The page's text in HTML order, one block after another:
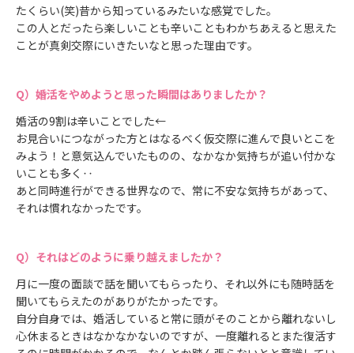
たくらい(笑)昔から知っているみたいな感覚でした。
この人とだったら楽しいことも辛いこともわかちあえると思えた
ことが真剣交際にいきたいなと思った理由です。
婚活をやめようと思った瞬間はありましたか？
婚活の9割は辛いことでした←
お見合いにつながった方とはなるべく仮交際に進んで良いとこを
みよう！と意気込んでいたものの、なかなか気持ちが追い付かな
いことも多く‥
あと同時進行ができる世界なので、常に不安な気持ちがあって、
それは慣れなかったです。
それはどのように乗り越えましたか？
月に一度の面談で話を聞いてもらったり、それ以外にも随時話を
聞いてもらえたのがありがたかったです。
自分自身では、婚活していると常に頭がそのことから離れないし
心休まるときはなかなかないのですが、一度離れるとまた復活す